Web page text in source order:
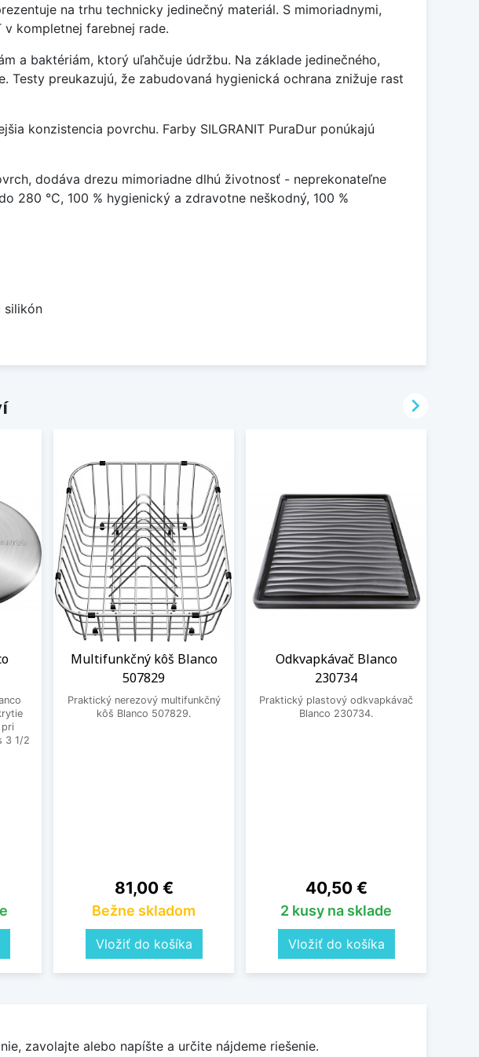
na trhu technicky jedinečný materiál. S mimoriadnymi,
kompletnej farebnej rade.
a baktériám, ktorý uľahčuje údržbu. Na základe jedinečného,
Testy preukazujú, že zabudovaná hygienická ochrana znižuje rast
konzistencia povrchu. Farby SILGRANIT PuraDur ponúkajú
dodáva drezu mimoriadne dlhú životnosť - neprekonateľne
280 °C, 100 % hygienický a zdravotne neškodný, 100 %
silikón
3 1/2
Multifunkčný kôš Blanco
507829
Praktický nerezový multifunkčný
kôš Blanco 507829.
Cena
81,00 €
Bežne skladom
Vložiť do košíka
Odkvapkávač Blanco
230734
Praktický plastový odkvapkávač
Blanco 230734.
Cena
40,50 €
2 kusy na sklade
Vložiť do košíka

zavolajte alebo napíšte a určite nájdeme riešenie.